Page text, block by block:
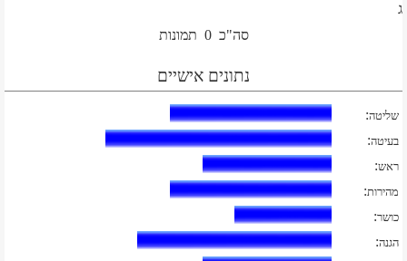
ג
סה"כ 0 תמונות
נתונים אישיים
שליטה:
בעיטה:
ראש:
מהירות:
כושר:
הגנה: